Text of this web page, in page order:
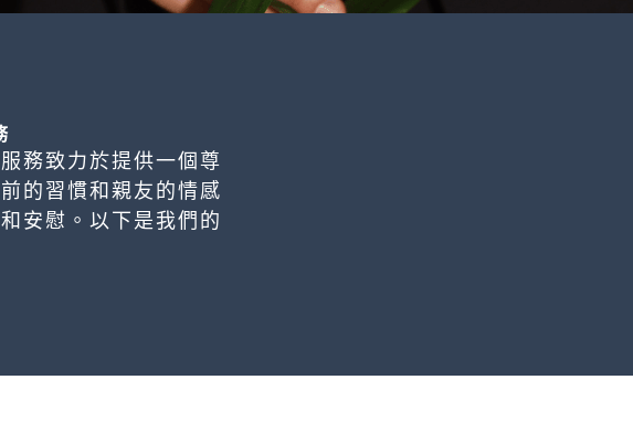
務致力於提供一個尊
的習慣和親友的情感
安慰。以下是我們的